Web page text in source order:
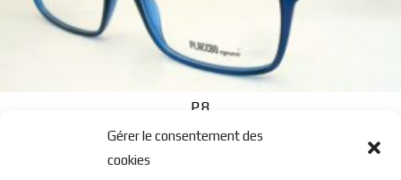
Gérer le consentement des
cookies
P8